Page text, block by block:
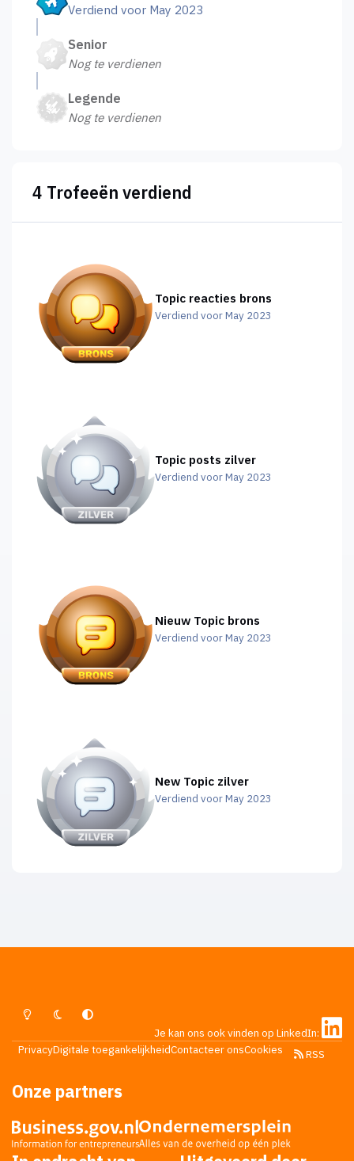
Verdiend voor May 2023
Senior
Nog te verdienen
Legende
Nog te verdienen
4 Trofeeën verdiend
Topic reacties brons
Verdiend voor May 2023
Topic posts zilver
Verdiend voor May 2023
Nieuw Topic brons
Verdiend voor May 2023
New Topic zilver
Verdiend voor May 2023
Lichte ModusDonkere ModusSysteemvoorkeur
Je kan ons ook vinden op LinkedIn:
PrivacyDigitale toegankelijkheidContacteer onsCookies RSS
Onze partners